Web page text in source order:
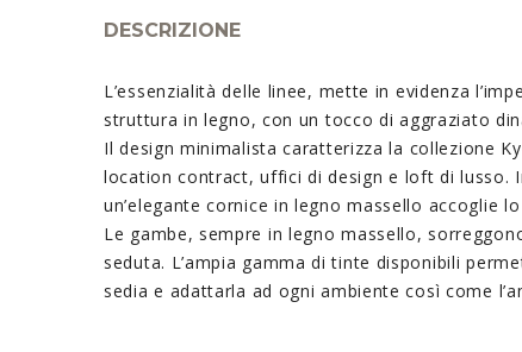
DESCRIZIONE
L’essenzialità delle linee, mette in evidenza
struttura in legno, con un tocco di aggraziato
Il design minimalista caratterizza la collezione
location contract, uffici di design e loft di lusso.
un’elegante cornice in legno massello accoglie
Le gambe, sempre in legno massello,
seduta. L’ampia gamma di tinte disponibili
sedia e adattarla ad ogni ambiente così come